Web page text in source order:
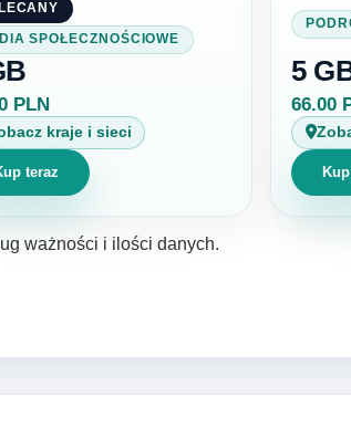
SPOŁECZNOŚCIOWE
PLN
kraje i sieci
teraz
5
66.00
ważności i ilości danych.